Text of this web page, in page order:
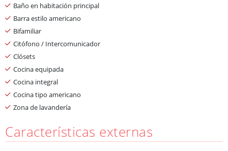
Baño en habitación principal
Barra estilo americano
Bifamiliar
Citófono / Intercomunicador
Clósets
Cocina equipada
Cocina integral
Cocina tipo americano
Zona de lavandería
Características externas